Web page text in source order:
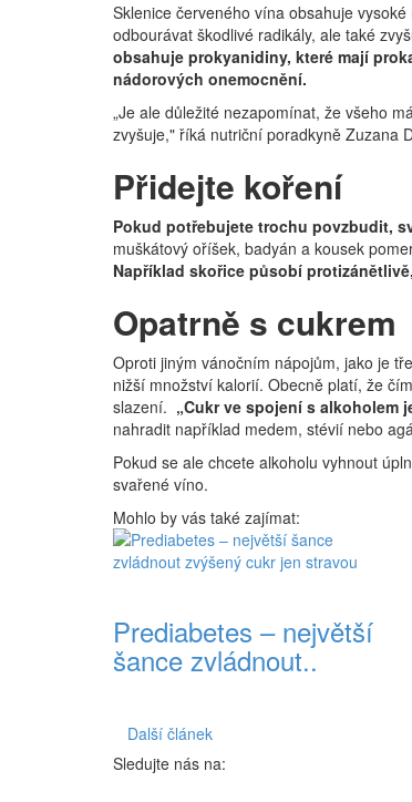
Sklenice červeného vína obsahuje
odbourávat škodlivé radikály, ale také
obsahuje prokyanidiny, které mají
nádorových onemocnění.
„Je ale důležité nezapomínat, že všeho
zvyšuje," říká nutriční poradkyně Zuzana
Přidejte koření
Pokud potřebujete trochu povzbudit,
muškátový oříšek, badyán a kousek
Například skořice působí
Opatrně s cukrem
Oproti jiným vánočním nápojům, jako je
nižší množství kalorií. Obecně platí, že
slazení. „Cukr ve spojení s alkoholem
nahradit například medem, stévií nebo
Pokud se ale chcete alkoholu vyhnout
svařené víno.
Mohlo by vás také zajímat:
Prediabetes – největší
šance zvládnout..
Další článek
Sledujte nás na: